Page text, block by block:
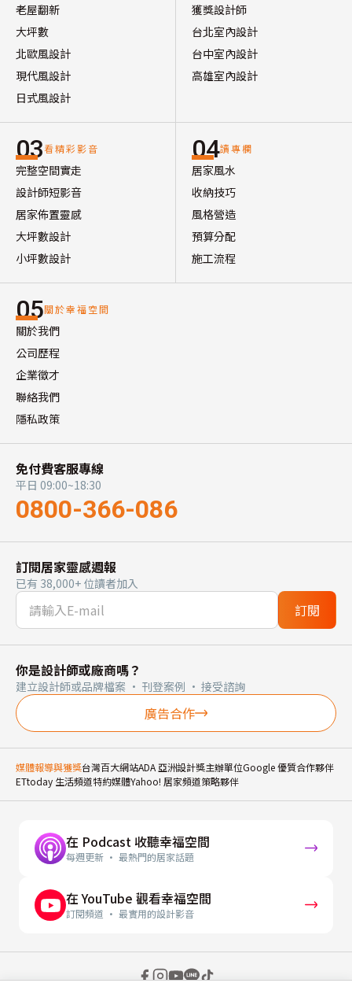
老屋翻新
大坪數
北歐風設計
現代風設計
日式風設計
獲獎設計師
台北室內設計
台中室內設計
高雄室內設計
03看精彩影音
完整空間實走
設計師短影音
居家佈置靈感
大坪數設計
小坪數設計
04讀專欄
居家風水
收納技巧
風格營造
預算分配
施工流程
05關於幸福空間
關於我們
公司歷程
企業徵才
聯絡我們
隱私政策
免付費客服專線
平日 09:00~18:30
0800-366-086
訂閱居家靈感週報
已有 38,000+ 位讀者加入
訂閱
你是設計師或廠商嗎？
建立設計師或品牌檔案 · 刊登案例 · 接受諮詢
廣告合作
媒體報導與獲獎台灣百大網站ADA 亞洲設計獎主辦單位Google 優質合作夥伴
ETtoday 生活頻道特約媒體Yahoo! 居家頻道策略夥伴
在 Podcast 收聽幸福空間
每週更新 · 最熱門的居家話題
在 YouTube 觀看幸福空間
訂閱頻道 · 最實用的設計影音